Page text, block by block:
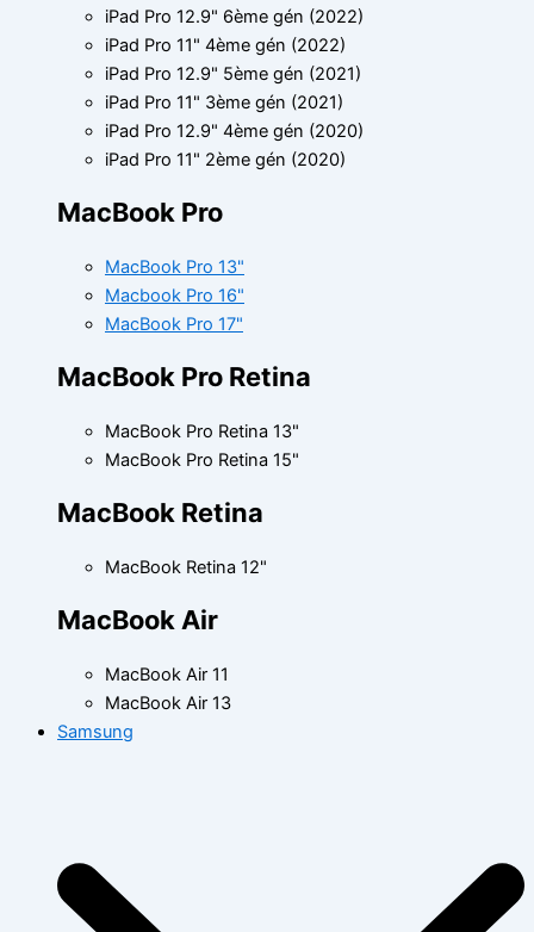
iPad Pro 12.9" 6ème gén (2022)
iPad Pro 11" 4ème gén (2022)
iPad Pro 12.9" 5ème gén (2021)
iPad Pro 11" 3ème gén (2021)
iPad Pro 12.9" 4ème gén (2020)
iPad Pro 11" 2ème gén (2020)
MacBook Pro
MacBook Pro 13"
Macbook Pro 16"
MacBook Pro 17"
MacBook Pro Retina
MacBook Pro Retina 13"
MacBook Pro Retina 15"
MacBook Retina
MacBook Retina 12"
MacBook Air
MacBook Air 11
MacBook Air 13
Samsung